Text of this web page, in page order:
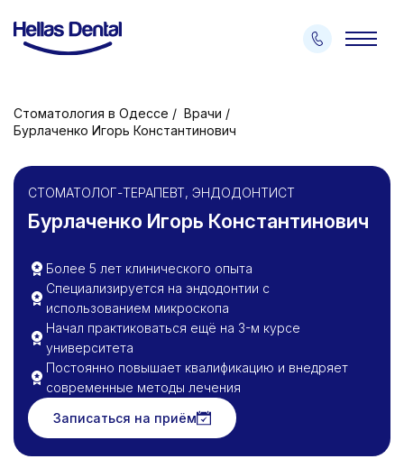
Стоматология в Одессе
Врачи
Бурлаченко Игорь Константинович
СТОМАТОЛОГ-ТЕРАПЕВТ, ЭНДОДОНТИСТ
Бурлаченко Игорь Константинович
Более 5 лет клинического опыта
Специализируется на эндодонтии с
использованием микроскопа
Начал практиковаться ещё на 3-м курсе
университета
Постоянно повышает квалификацию и внедряет
современные методы лечения
Записаться на приём